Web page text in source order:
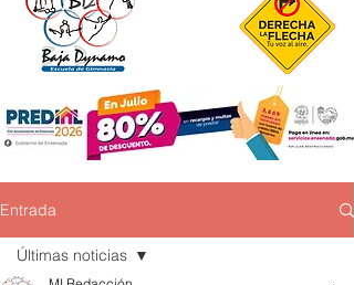
Entrada
Últimas noticias